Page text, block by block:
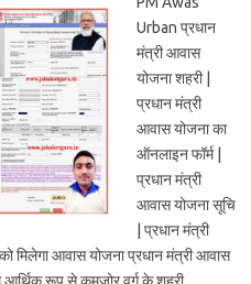
Urban प्रधान
मंत्री आवास
योजना शहरी |
प्रधान मंत्री
आवास योजना का
ऑनलाइन फॉर्म |
प्रधान मंत्री
आवास योजना सूचि
| प्रधान मंत्री
मिलेगा आवास योजना प्रधान मंत्री आवास